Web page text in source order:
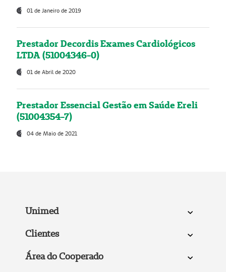
01 de Janeiro de 2019
Prestador Decordis Exames Cardiológicos
LTDA (51004346-0)
01 de Abril de 2020
Prestador Essencial Gestão em Saúde Ereli
(51004354-7)
04 de Maio de 2021
Unimed
Clientes
Área do Cooperado